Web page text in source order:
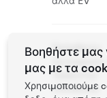
Πρόσθετες
λειτουργίες
Tesla στην
τοποθεσία
Βοηθήστε μας
μας με τα
Χρησιμοποιούμε